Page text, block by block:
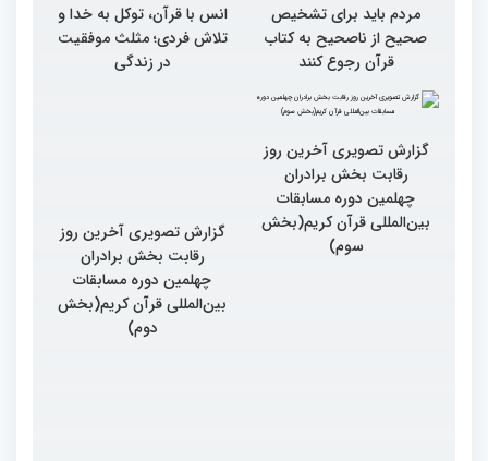
مردم باید برای تشخیص
صحیح از ناصحیح به کتاب
قرآن رجوع کنند
انس با قرآن، توکل به خدا و
تلاش فردی؛ مثلث موفقیت
در زندگی
گزارش تصویری آخرین روز
رقابت بخش برادران
گزارش تصویری آخرین روز
رقابت بخش برادران
چهلمین دوره مسابقات
بین‌المللی قرآن کریم(بخش
دوم)